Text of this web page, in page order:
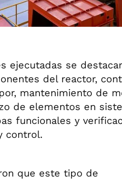
ejecutadas se
del reactor,
mantenimiento de
de elementos en
funcionales y
control.
que este tipo de